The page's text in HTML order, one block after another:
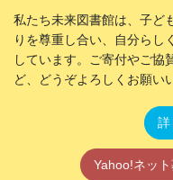
私たち未来図書館は、子ど
りを尊重し合い、自分らし
しています。ご寄付やご協
ど、どうぞよろしくお願い
詳
Yahoo!ネッ